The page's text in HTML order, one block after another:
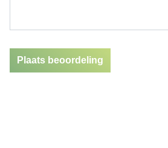
Plaats beoordeling